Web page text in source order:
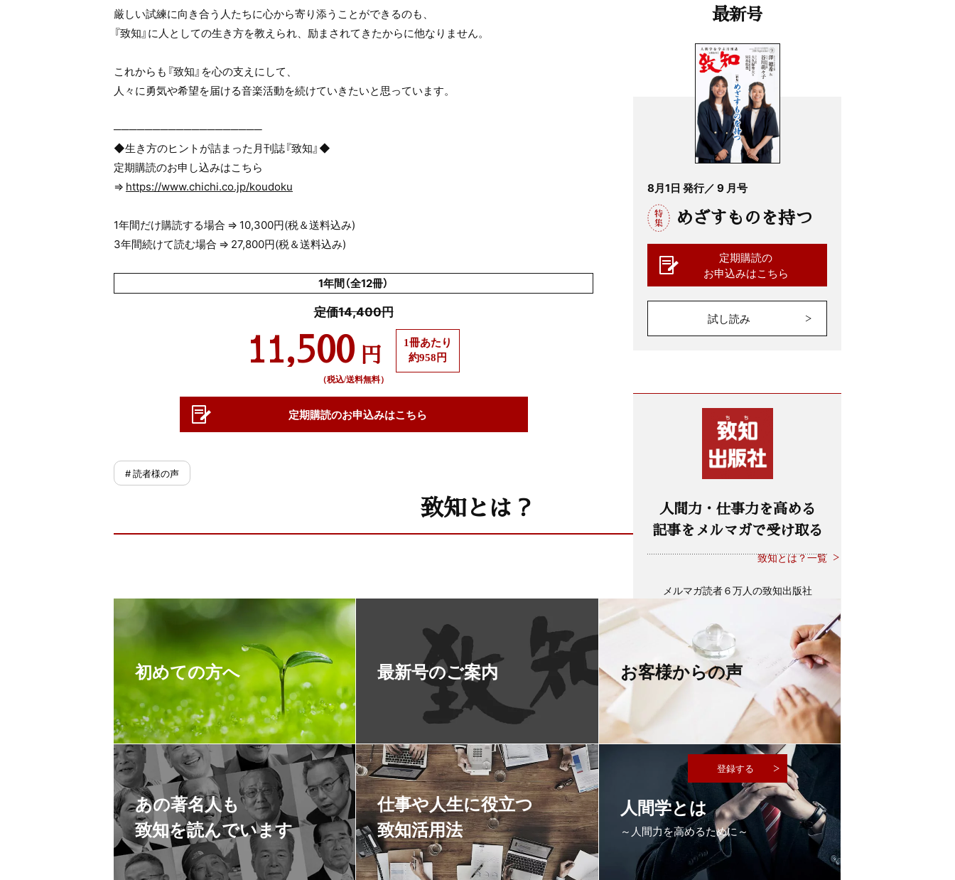
厳しい試練に向き合う人たちに心から寄り添うことができるのも、
『致知』に人としての生き方を教えられ、励まされてきたからに他なりません。
これからも『致知』を心の支えにして、
人々に勇気や希望を届ける音楽活動を続けていきたいと思っています。
───────────────────
◆生き方のヒントが詰まった月刊誌『致知』◆
定期購読のお申し込みはこちら
⇒ https://www.chichi.co.jp/koudoku
1年間だけ購読する場合 ⇒ 10,300円(税＆送料込み)
3年間続けて読む場合 ⇒ 27,800円(税＆送料込み)
1年間（全12冊）
定価14,400円
11,500 円
1冊あたり
約958円
（税込/送料無料）
定期購読のお申込みはこちら
# 読者様の声
致知とは？
致知とは？一覧
初めての方へ 最新号のご案内 お客様からの声
あの著名人も
致知を読んでいます
仕事や人生に役立つ
致知活用法
人間学とは
～人間力を高めるために～
最新号
8月1日 発行／ 9 月号
めざすものを持つ
定期購読の
お申込みはこちら
試し読み
人間力・仕事力を高める
記事をメルマガで受け取る
メルマガ読者６万人の致知出版社
公式「人間力メルマガ」に登録する
その他のメルマガご案内はこちら